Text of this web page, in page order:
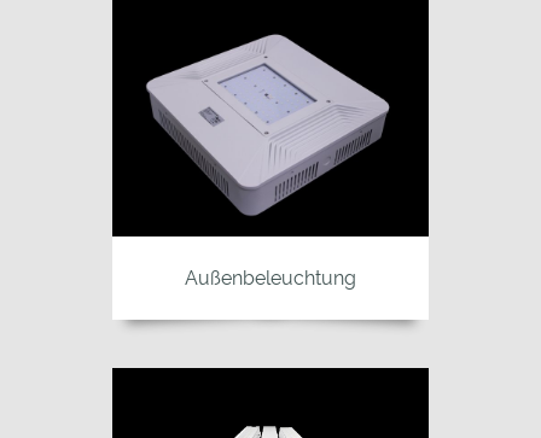
Außenbeleuchtung